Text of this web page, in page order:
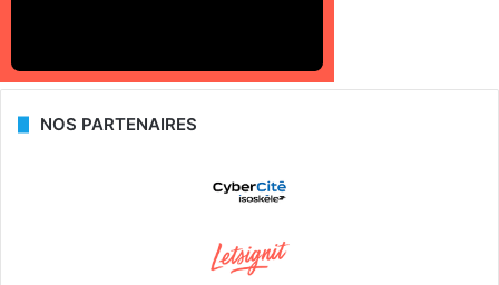
NOS PARTENAIRES